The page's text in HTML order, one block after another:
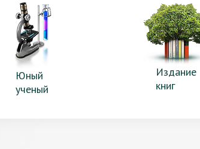
Юный
ученый
Издание
книг